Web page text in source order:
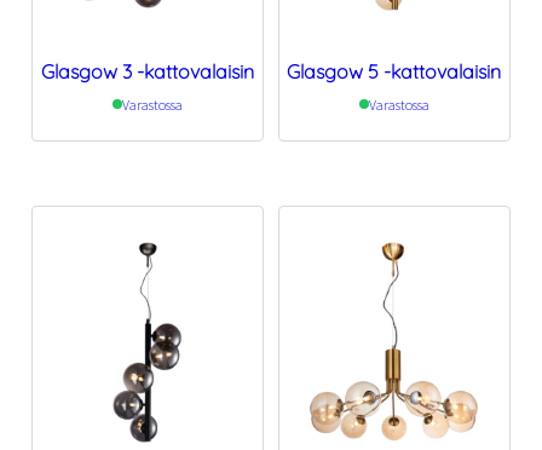
Glasgow 3 -kattovalaisin
Varastossa
Glasgow 5 -kattovalaisin
Varastossa